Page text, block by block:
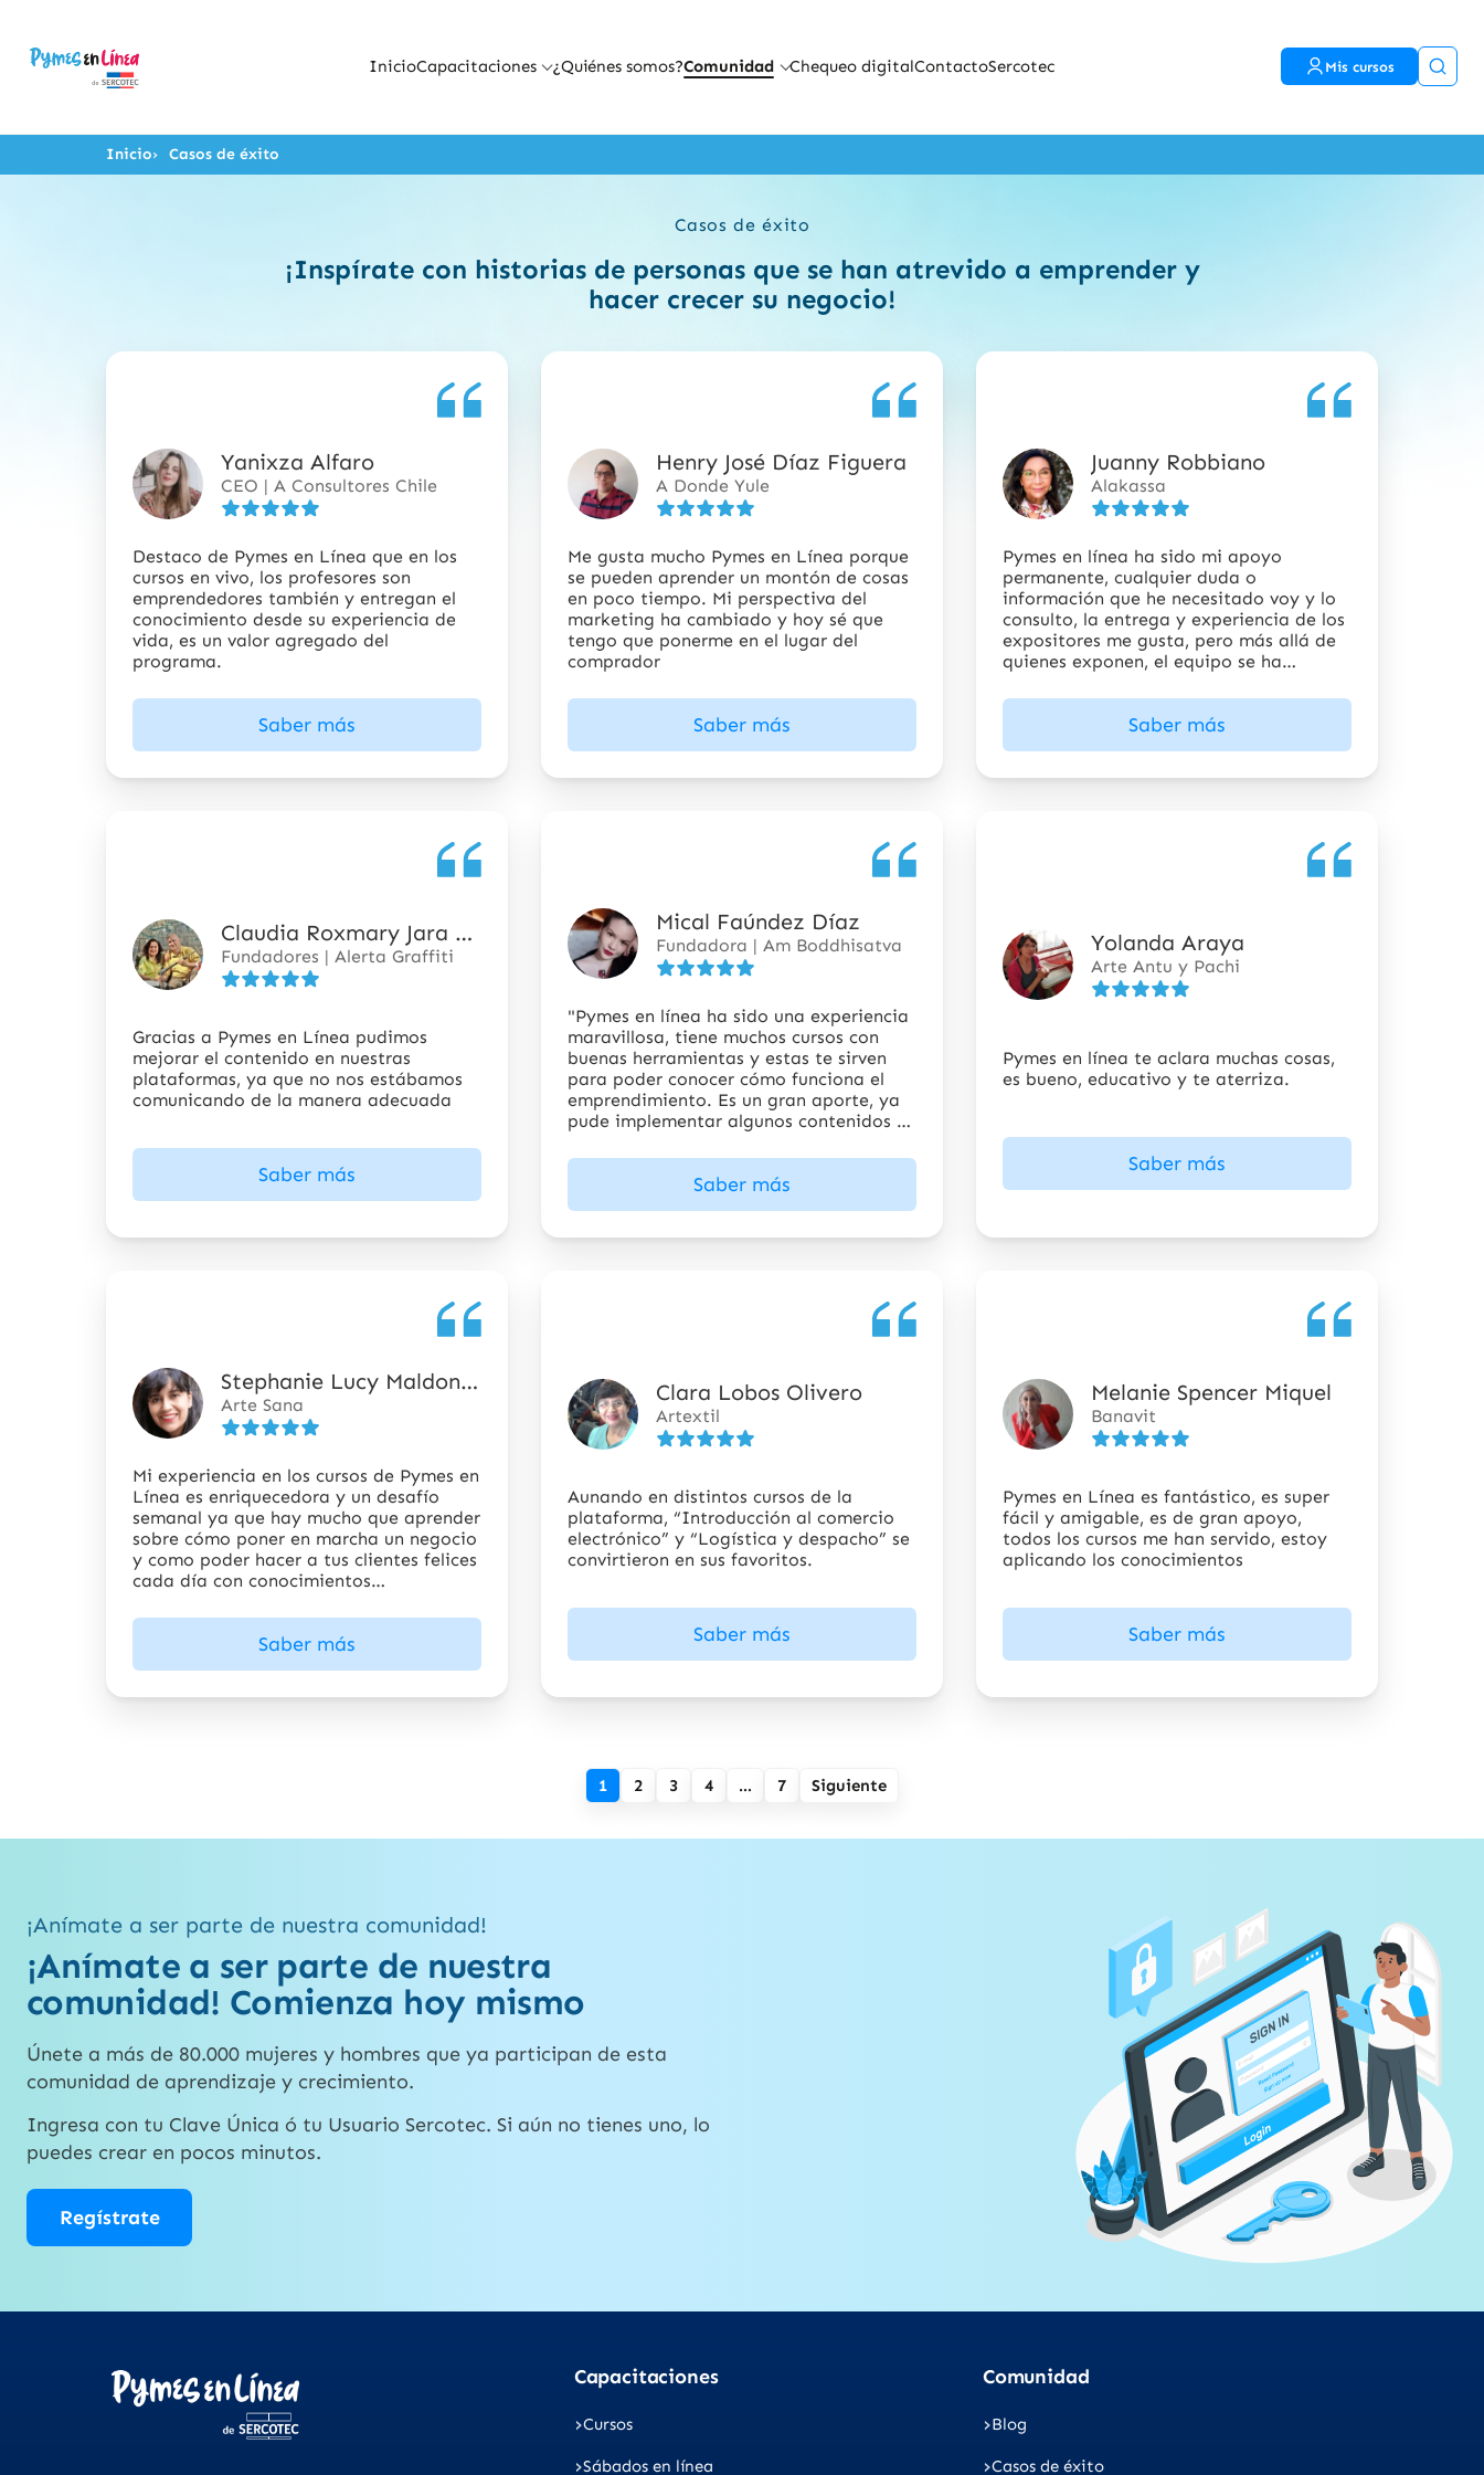
InicioCapacitaciones ¿Quiénes somos?Comunidad Chequeo digitalContactoSercotec Mis cursos
Inicio Casos de éxito
Casos de éxito
¡Inspírate con historias de personas que se han atrevido a emprender y
hacer crecer su negocio!
Yanixza Alfaro
CEO | A Consultores Chile
5
de
5
Destaco de Pymes en Línea que en los
cursos en vivo, los profesores son
emprendedores también y entregan el
conocimiento desde su experiencia de
vida, es un valor agregado del
programa.
Saber más
Henry José Díaz Figuera
A Donde Yule
5
de
5
Me gusta mucho Pymes en Línea porque
se pueden aprender un montón de cosas
en poco tiempo. Mi perspectiva del
marketing ha cambiado y hoy sé que
tengo que ponerme en el lugar del
comprador
Saber más
Juanny Robbiano
Alakassa
5
de
5
Pymes en línea ha sido mi apoyo
permanente, cualquier duda o
información que he necesitado voy y lo
consulto, la entrega y experiencia de los
expositores me gusta, pero más allá de
quienes exponen, el equipo se ha
Saber más
Claudia Roxmary Jara Altamirano
Fundadores | Alerta Graffiti
5
de
5
Gracias a Pymes en Línea pudimos
mejorar el contenido en nuestras
plataformas, ya que no nos estábamos
comunicando de la manera adecuada
Saber más
Mical Faúndez Díaz
Fundadora | Am Boddhisatva
5
de
5
"Pymes en línea ha sido una experiencia
maravillosa, tiene muchos cursos con
buenas herramientas y estas te sirven
para poder conocer cómo funciona el
emprendimiento. Es un gran aporte, ya
pude implementar algunos contenidos y
Saber más
Yolanda Araya
Arte Antu y Pachi
5
de
5
Pymes en línea te aclara muchas cosas,
es bueno, educativo y te aterriza.
Saber más
Stephanie Lucy Maldonado Ortiz
Arte Sana
5
de
5
Mi experiencia en los cursos de Pymes en
Línea es enriquecedora y un desafío
semanal ya que hay mucho que aprender
sobre cómo poner en marcha un negocio
y como poder hacer a tus clientes felices
cada día con conocimientos
Saber más
Clara Lobos Olivero
Artextil
5
de
5
Aunando en distintos cursos de la
plataforma, “Introducción al comercio
electrónico” y “Logística y despacho” se
convirtieron en sus favoritos.
Saber más
Melanie Spencer Miquel
Banavit
5
de
5
Pymes en Línea es fantástico, es super
fácil y amigable, es de gran apoyo,
todos los cursos me han servido, estoy
aplicando los conocimientos
Saber más
1 2 3 4 … 7 Siguiente
¡Anímate a ser parte de nuestra comunidad!
¡Anímate a ser parte de nuestra
comunidad! Comienza hoy mismo
Únete a más de 80.000 mujeres y hombres que ya participan de esta
comunidad de aprendizaje y crecimiento.
Ingresa con tu Clave Única ó tu Usuario Sercotec. Si aún no tienes uno, lo
puedes crear en pocos minutos.
Regístrate
Capacitaciones
Cursos
Sábados en línea
Comunidad
Blog
Casos de éxito